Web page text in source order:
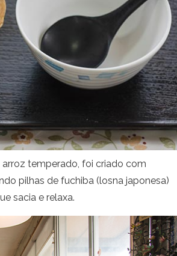
arroz temperado, foi criado com
pilhas de fuchiba (losna japonesa)
sacia e relaxa.